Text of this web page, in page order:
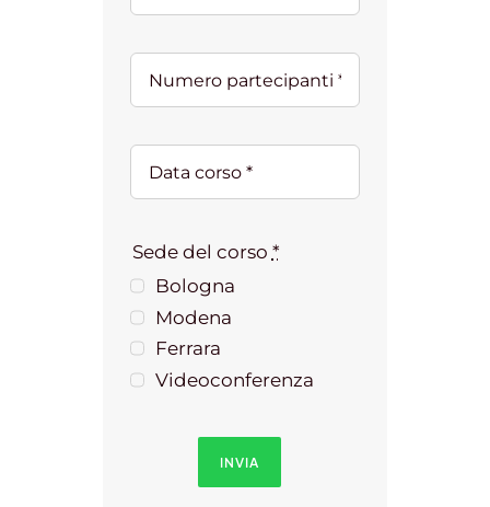
Sede del corso *
Bologna
Modena
Ferrara
Videoconferenza
INVIA